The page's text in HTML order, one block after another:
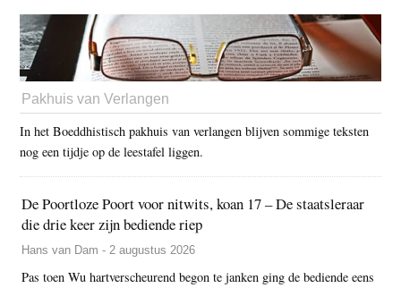
Pakhuis van Verlangen
In het Boeddhistisch pakhuis van verlangen blijven sommige teksten
nog een tijdje op de leestafel liggen.
De Poortloze Poort voor nitwits, koan 17 – De staatsleraar
die drie keer zijn bediende riep
Hans van Dam - 2 augustus 2026
Pas toen Wu hartverscheurend begon te janken ging de bediende eens